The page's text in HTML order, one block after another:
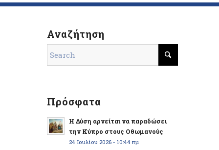
Αναζήτηση
Πρόσφατα
Η Δύση αρνείται να παραδώσει
την Κύπρο στους Οθωμανούς
24 Ιουλίου 2026 - 10:44 πμ